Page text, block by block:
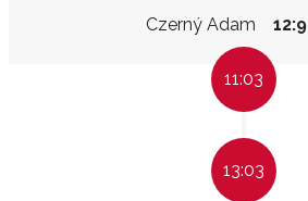
Czerný Adam 12:9
11:03
13:03